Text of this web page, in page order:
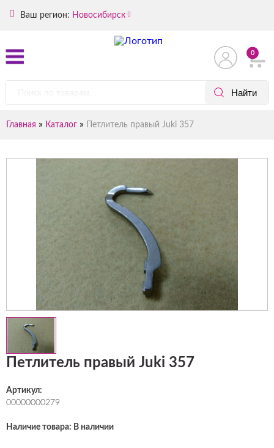
Ваш регион: Новосибирск
0
Главная » Каталог » Петлитель правый Juki 357
Петлитель правый Juki 357
Артикул:
00000000279
Наличие товара: В наличии